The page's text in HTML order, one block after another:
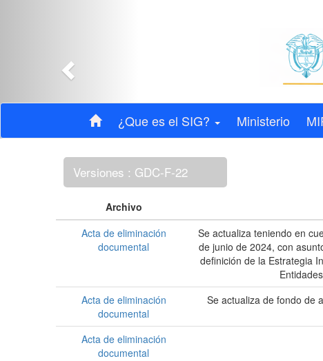
¿Que es el SIG? Ministerio
Versiones : GDC-F-22
Archivo
Acta de eliminación
documental
Se actualiza teniendo en
de junio de 2024, con
definición de la Estrategia
Acta de eliminación
documental
Se actualiza de fondo de
Acta de eliminación
documental